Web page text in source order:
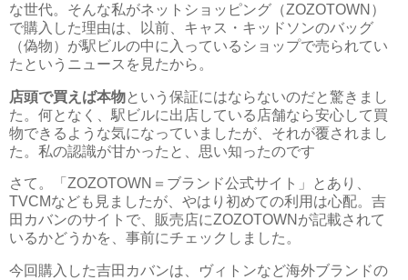
な世代。そんな私がネットショッピング（ZOZOTOWN）
で購入した理由は、以前、キャス・キッドソンのバッグ
（偽物）が駅ビルの中に入っているショップで売られてい
たというニュースを見たから。
店頭で買えば本物という保証にはならないのだと驚きまし
た。何となく、駅ビルに出店している店舗なら安心して買
物できるような気になっていましたが、それが覆されまし
た。私の認識が甘かったと、思い知ったのです
さて。「ZOZOTOWN＝ブランド公式サイト」とあり、
TVCMなども見ましたが、やはり初めての利用は心配。吉
田カバンのサイトで、販売店にZOZOTOWNが記載されて
いるかどうかを、事前にチェックしました。
今回購入した吉田カバンは、ヴィトンなど海外ブランドの